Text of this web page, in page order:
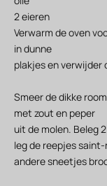
2 eieren
Verwarm de oven
in dunne
plakjes en verwijder
Smeer de dikke
met zout en peper
uit de molen. Beleg
leg de reepjes
andere sneetjes